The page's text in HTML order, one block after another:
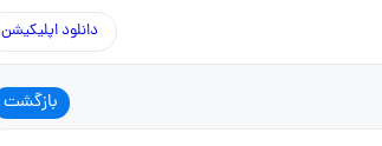
دانلود اپلیکیشن
بازگشت